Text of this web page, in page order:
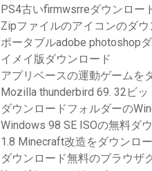
PS4古いfirmwsrreダウンロー
Zipファイルのアイコンのダウ
ポータブルadobe photoshop
イメイ版ダウンロード
アプリベースの運動ゲームを
Mozilla thunderbird 69. 32ビ
ダウンロードフォルダーの
Windows 98 SE ISOの無料ダ
1.8 Minecraft改造をダウンロ
ダウンロード無料のブラウザ